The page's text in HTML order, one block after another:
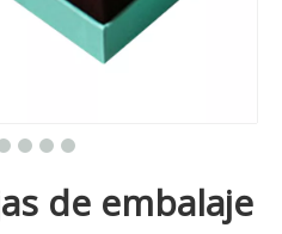
de embalaje